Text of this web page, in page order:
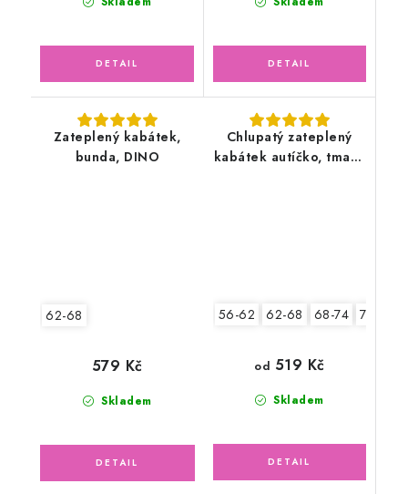
Zateplený kabátek,
bunda, DINO
62-68
Skladem
579 Kč
Chlupatý zateplený
kabátek autíčko, tmavě
56-62 62-68 68-74 74-80
Skladem
od 519 Kč